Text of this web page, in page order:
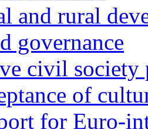
and rural
governance
civil society
of
for Euro-